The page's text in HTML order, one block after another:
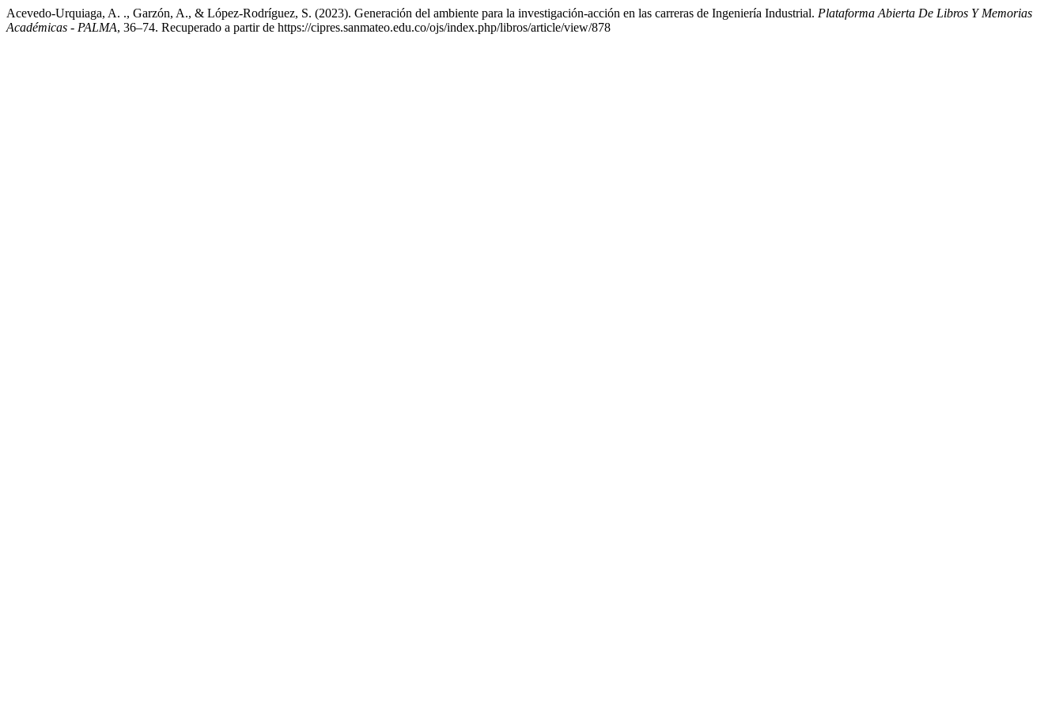
Acevedo-Urquiaga, A. ., Garzón, A., & López-Rodríguez, S. (2023). Generación del ambiente para la investigación-acción en las carreras de Ingeniería Industrial. Plataforma Abierta De Libros Y Memorias
Académicas - PALMA, 36–74. Recuperado a partir de https://cipres.sanmateo.edu.co/ojs/index.php/libros/article/view/878